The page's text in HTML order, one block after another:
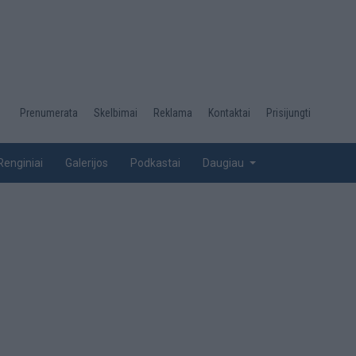
Desktop
top
Prenumerata Skelbimai Reklama Kontaktai Prisijungti
Galerijos Podkastai Daugiau